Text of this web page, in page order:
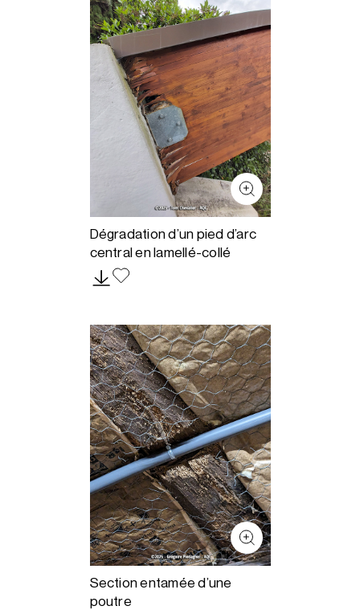
Dégradation d’un pied d’arc
central en lamellé-collé
Section entamée d’une
poutre